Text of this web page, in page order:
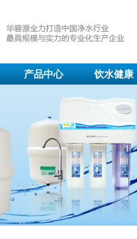
产品中心 饮水健康